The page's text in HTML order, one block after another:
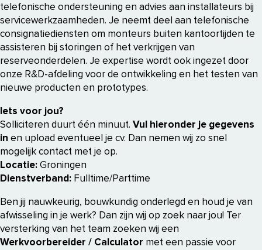
telefonische ondersteuning en advies aan installateurs bij
servicewerkzaamheden. Je neemt deel aan telefonische
consignatiediensten om monteurs buiten kantoortijden te
assisteren bij storingen of het verkrijgen van
reserveonderdelen. Je expertise wordt ook ingezet door
onze R&D-afdeling voor de ontwikkeling en het testen van
nieuwe producten en prototypes.
Iets voor jou?
Solliciteren duurt één minuut. Vul hieronder je gegevens
in en upload eventueel je cv. Dan nemen wij zo snel
mogelijk contact met je op.
Locatie:Groningen
Dienstverband: Fulltime/Parttime
Ben jij nauwkeurig, bouwkundig onderlegd en houd je van
afwisseling in je werk? Dan zijn wij op zoek naar jou! Ter
versterking van het team zoeken wij een
Werkvoorbereider / Calculator met een passie voor